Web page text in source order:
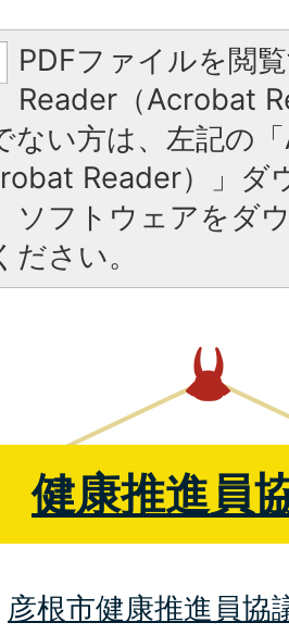
PDFファイルを閲
Reader（Acrobat
ない方は、左記の
Reader）」ダ
ソフトウェアをダ
ださい。
健康推進員
彦根市健康推進員協